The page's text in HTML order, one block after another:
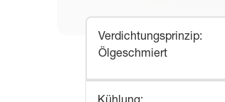
Verdichtungsprinzip:
Ölgeschmiert